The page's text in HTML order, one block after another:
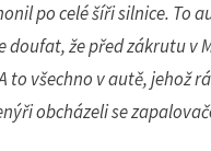
po celé šíři silnice. To
že před zákrutu v
všechno v autě, jehož
obcházeli se